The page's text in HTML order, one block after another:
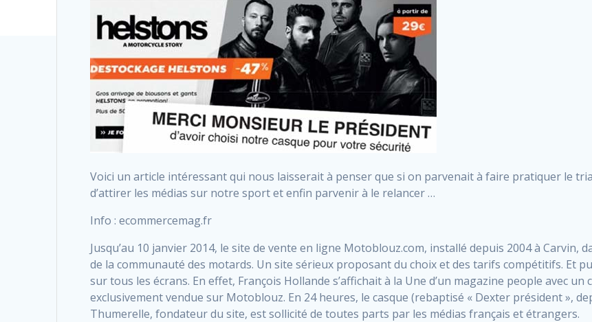
Voici un article intéressant qui nous laisserait à penser que si on parvenait à faire pratiquer le
d’attirer les médias sur notre sport et enfin parvenir à le relancer …
Info : ecommercemag.fr
Jusqu’au 10 janvier 2014, le site de vente en ligne Motoblouz.com, installé depuis 2004 à Carvin,
de la communauté des motards. Un site sérieux proposant du choix et des tarifs compétitifs. Et
sur tous les écrans. En effet, François Hollande s’affichait à la Une d’un magazine people avec
exclusivement vendue sur Motoblouz. En 24 heures, le casque (rebaptisé « Dexter président »,
Thumerelle, fondateur du site, est sollicité de toutes parts par les médias français et étrangers.